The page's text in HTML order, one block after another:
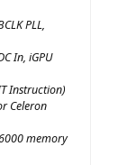
PLL,
In, iGPU
Instruction)
Cele­ron
memo­ry